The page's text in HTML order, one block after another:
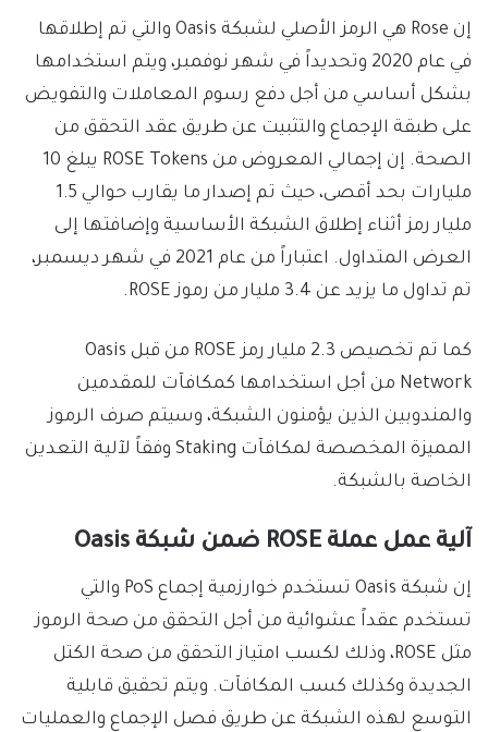
إن Rose هي الرمز الأصلي لشبكة Oasis والتي تم إطلاقها
في عام 2020 وتحديداً في شهر نوفمبر، ويتم استخدامها
بشكل أساسي من أجل دفع رسوم المعاملات والتفويض
على طبقة الإجماع والتثبيت عن طريق عقد التحقق من
الصحة. إن إجمالي المعروض من ROSE Tokens يبلغ 10
مليارات بحد أقصى، حيث تم إصدار ما يقارب حوالي 1.5
مليار رمز أثناء إطلاق الشبكة الأساسية وإضافتها إلى
العرض المتداول. اعتباراً من عام 2021 في شهر ديسمبر،
تم تداول ما يزيد عن 3.4 مليار من رموز ROSE.
كما تم تخصيص 2.3 مليار رمز ROSE من قبل Oasis
Network من أجل استخدامها كمكافآت للمقدمين
والمندوبين الذين يؤمنون الشبكة، وسيتم صرف الرموز
المميزة المخصصة لمكافآت Staking وفقاً لآلية التعدين
الخاصة بالشبكة.
آلية عمل عملة ROSE ضمن شبكة Oasis
إن شبكة Oasis تستخدم خوارزمية إجماع PoS والتي
تستخدم عقداً عشوائية من أجل التحقق من صحة الرموز
مثل ROSE، وذلك لكسب امتياز التحقق من صحة الكتل
الجديدة وكذلك كسب المكافآت. ويتم تحقيق قابلية
التوسع لهذه الشبكة عن طريق فصل الإجماع والعمليات